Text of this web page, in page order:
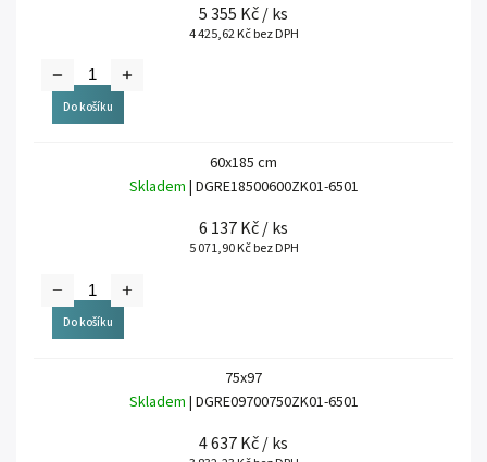
5 355 Kč/ ks
4 425,62 Kč bez DPH
Do košíku
60x185 cm
Skladem | DGRE18500600ZK01-6501
6 137 Kč/ ks
5 071,90 Kč bez DPH
Do košíku
75x97
Skladem | DGRE09700750ZK01-6501
4 637 Kč/ ks